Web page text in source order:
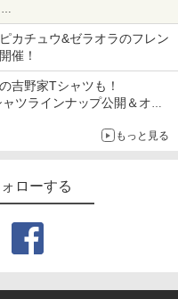
絶景版」が67%オフで990円
カチュウ&ゼラオラのフレン
催！
吉野家Tシャツも！
ツラインナップ公開＆オン
もっと見る
ローする